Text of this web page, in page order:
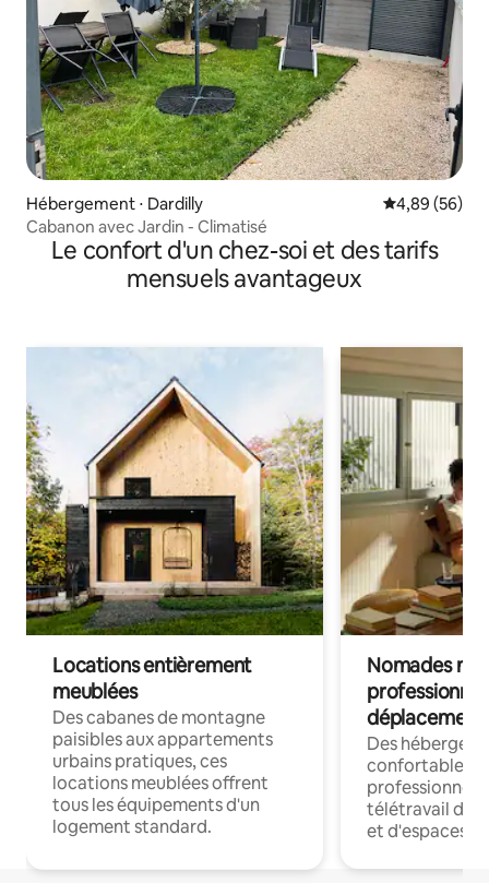
Hébergement ⋅ Dardilly Évaluation
4,89 (56)
Cabanon avec Jardin - Climatisé
Le confort d'un chez-soi et des tarifs
mensuels avantageux
Locations entièrement
meublées
Des cabanes de montagne
paisibles aux appartements
urbains pratiques, ces
locations meublées offrent
tous les équipements d'un
logement standard.
Nomades
déplacement
Des
confortables
professionnels
télétravail
et d'espaces